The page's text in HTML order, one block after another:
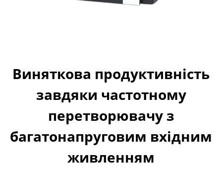
Виняткова продуктивність
завдяки частотному
перетворювачу з
багатонапруговим вхідним
живленням